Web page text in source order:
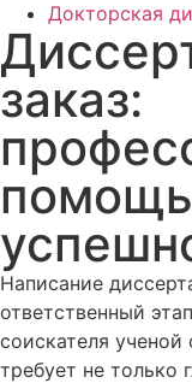
Докторская
заказ:
Написание
ответственный
соискателя ученой
требует не только